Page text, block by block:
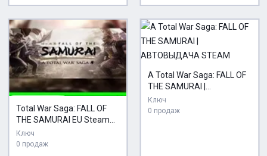
Total War Saga: FALL OF
THE SAMURAI EU Steam
КЛЮЧ
Ключ
0 продаж
A Total War Saga: FALL OF
THE SAMURAI |
АВТОВЫДАЧА STEAM
Ключ
0 продаж